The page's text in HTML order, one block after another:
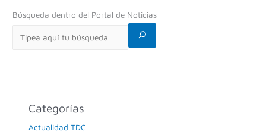
Búsqueda dentro del Portal de Noticias
Categorías
Actualidad TDC